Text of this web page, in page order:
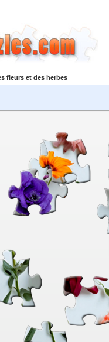
fleurs et des herbes